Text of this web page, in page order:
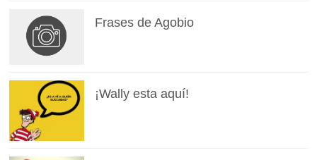
Frases de Agobio
¡Wally esta aquí!